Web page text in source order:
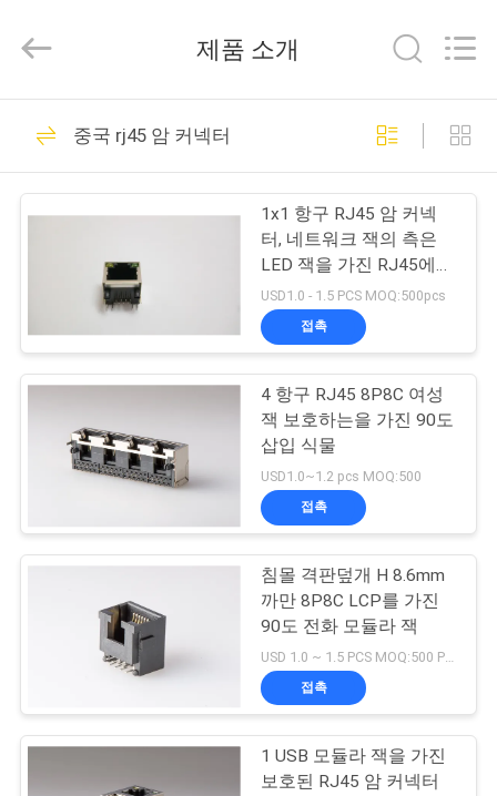
제
리
에
여
여
행
Dongguan
Penghui
Ltd..
Reserved.
rj45 모듈라 잭
82
RJ45 이더네트 잭
34
자석 RJ45 잭
33
제품 소개
중국 rj45 암 커넥터
1x1 항구 RJ45 암 커넥
터, 네트워크 잭의 측은
LED 잭을 가진 RJ45에
들어갑니다
USD1.0 - 1.5 PCS MOQ:500pcs
접촉
4 항구 RJ45 8P8C 여성
잭 보호하는을 가진 90도
삽입 식물
USD1.0~1.2 pcs MOQ:500
접촉
침몰 격판덮개 H 8.6mm
까만 8P8C LCP를 가진
90도 전화 모듈라 잭
접촉
1 USB 모듈라 잭을 가진
보호된 RJ45 암 커넥터